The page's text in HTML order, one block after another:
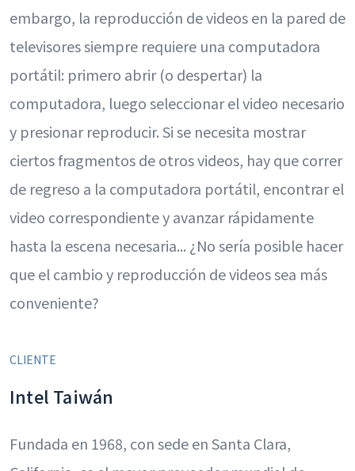
embargo, la reproducción de videos en la pared de
televisores siempre requiere una computadora
portátil: primero abrir (o despertar) la
computadora, luego seleccionar el video necesario
y presionar reproducir. Si se necesita mostrar
ciertos fragmentos de otros videos, hay que correr
de regreso a la computadora portátil, encontrar el
video correspondiente y avanzar rápidamente
hasta la escena necesaria... ¿No sería posible hacer
que el cambio y reproducción de videos sea más
conveniente?
CLIENTE
Intel Taiwán
Fundada en 1968, con sede en Santa Clara,